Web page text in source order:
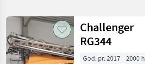
Kategorija 1 Država Filteri
TRENUTNA
Prikaži
Challenger
RG344
God. pr. 2017 2000 h